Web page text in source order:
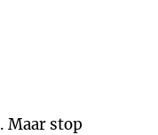
Maar stop